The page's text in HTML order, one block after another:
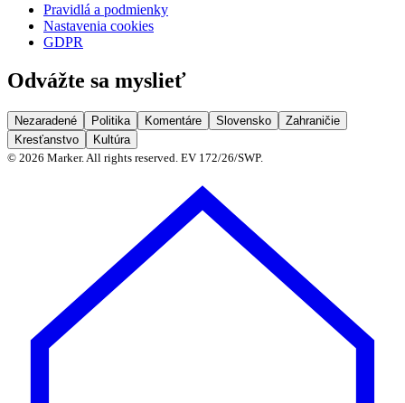
Pravidlá a podmienky
Nastavenia cookies
GDPR
Odvážte sa myslieť
Nezaradené Politika Komentáre Slovensko
Zahraničie
Kresťanstvo
Kultúra
© 2026 Marker. All rights reserved. EV 172/26/SWP.